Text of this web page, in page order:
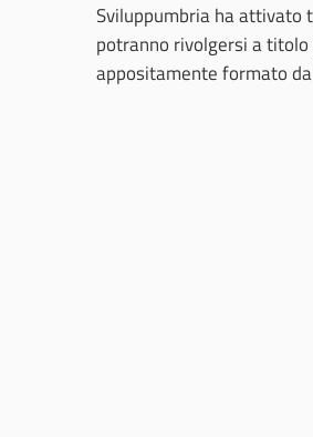
Sviluppumbria ha attivato
potranno rivolgersi a
appositamente formato